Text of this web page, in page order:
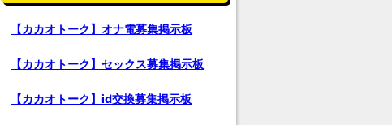
【カカオトーク】オナ電募集掲示板
【カカオトーク】セックス募集掲示板
【カカオトーク】id交換募集掲示板